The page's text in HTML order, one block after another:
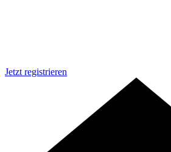
Jetzt registrieren